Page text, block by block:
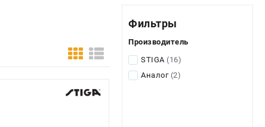
Фильтры
Производитель
STIGA (16)
Аналог (2)